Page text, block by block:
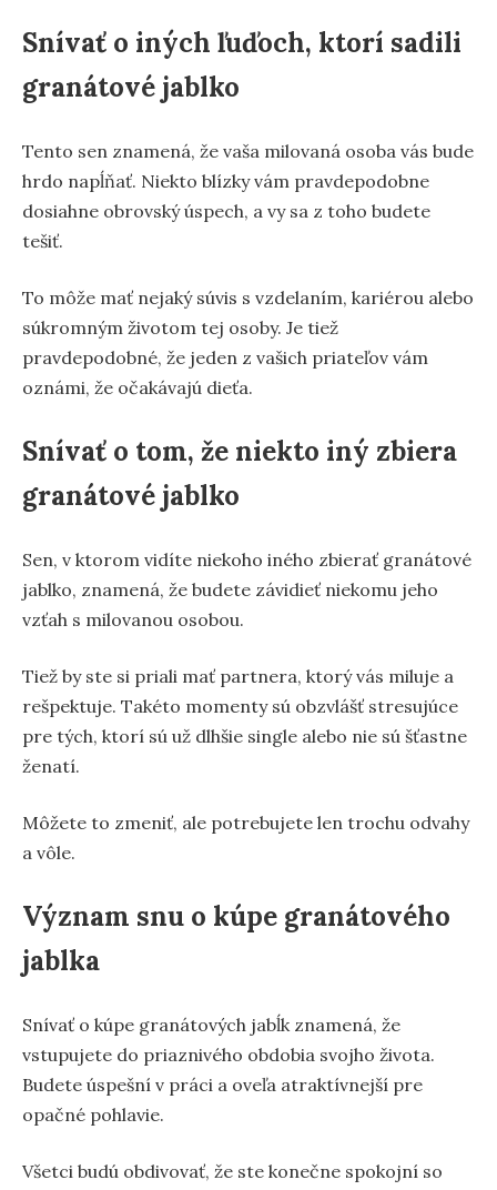
Snívať o iných ľuďoch, ktorí sadili
granátové jablko
Tento sen znamená, že vaša milovaná osoba vás bude
hrdo napĺňať. Niekto blízky vám pravdepodobne
dosiahne obrovský úspech, a vy sa z toho budete
tešiť.
To môže mať nejaký súvis s vzdelaním, kariérou alebo
súkromným životom tej osoby. Je tiež
pravdepodobné, že jeden z vašich priateľov vám
oznámi, že očakávajú dieťa.
Snívať o tom, že niekto iný zbiera
granátové jablko
Sen, v ktorom vidíte niekoho iného zbierať granátové
jablko, znamená, že budete závidieť niekomu jeho
vzťah s milovanou osobou.
Tiež by ste si priali mať partnera, ktorý vás miluje a
rešpektuje. Takéto momenty sú obzvlášť stresujúce
pre tých, ktorí sú už dlhšie single alebo nie sú šťastne
ženatí.
Môžete to zmeniť, ale potrebujete len trochu odvahy
a vôle.
Význam snu o kúpe granátového
jablka
Snívať o kúpe granátových jabĺk znamená, že
vstupujete do priaznivého obdobia svojho života.
Budete úspešní v práci a oveľa atraktívnejší pre
opačné pohlavie.
Všetci budú obdivovať, že ste konečne spokojní so